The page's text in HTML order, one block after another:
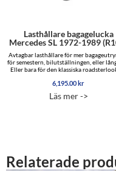
Lasthållare bagagelucka
Mercedes SL 1972-1989
Avtagbar lasthållare för mer
för semestern, bilutställningen, eller
Eller bara för den klassiska
6,195.00kr
Läs mer ->
Relaterade